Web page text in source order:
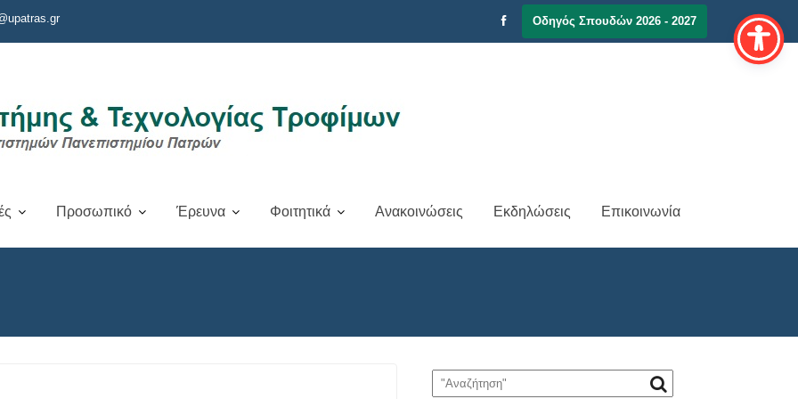
Οδηγός Σπουδών 2026 - 2027
Προσωπικό Έρευνα Φοιτητικά Ανακοινώσεις Εκδηλώσεις Επικοινωνία